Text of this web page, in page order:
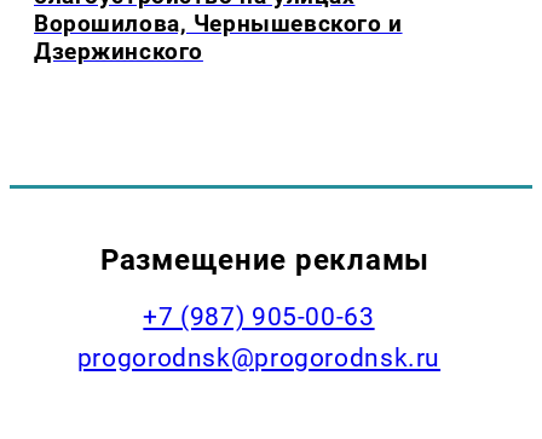
Ворошилова, Чернышевского и
Дзержинского
Размещение рекламы
+7 (987) 905-00-63
progorodnsk@progorodnsk.ru